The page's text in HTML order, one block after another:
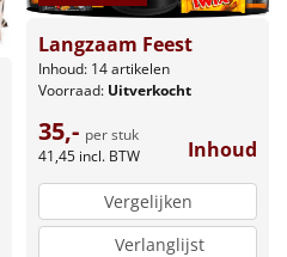
Langzaam Feest
Inhoud: 14 artikelen
Voorraad: Uitverkocht
35,- per stuk
41,45 incl. BTW Inhoud
Vergelijken
Verlanglijst